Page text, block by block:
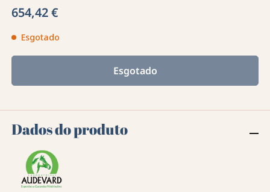
654,42 €
Esgotado
Esgotado
Dados do produto